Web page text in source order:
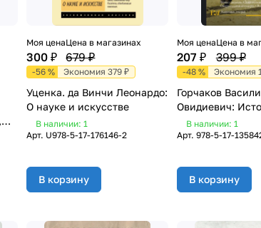
Моя цена
300 ₽
Цена в магазинах
679 ₽
-56 % Экономия 379 ₽
Уценка. да Винчи Леонардо:
О науке и искусстве
В наличии: 1
Арт. U978-5-17-176146-2
В корзину
Моя цена
207 ₽
Цена в
399 ₽
-48 % Экономия
Горчаков
Овидиевич:
В наличии: 1
Арт. 978-5-17-
В корзину